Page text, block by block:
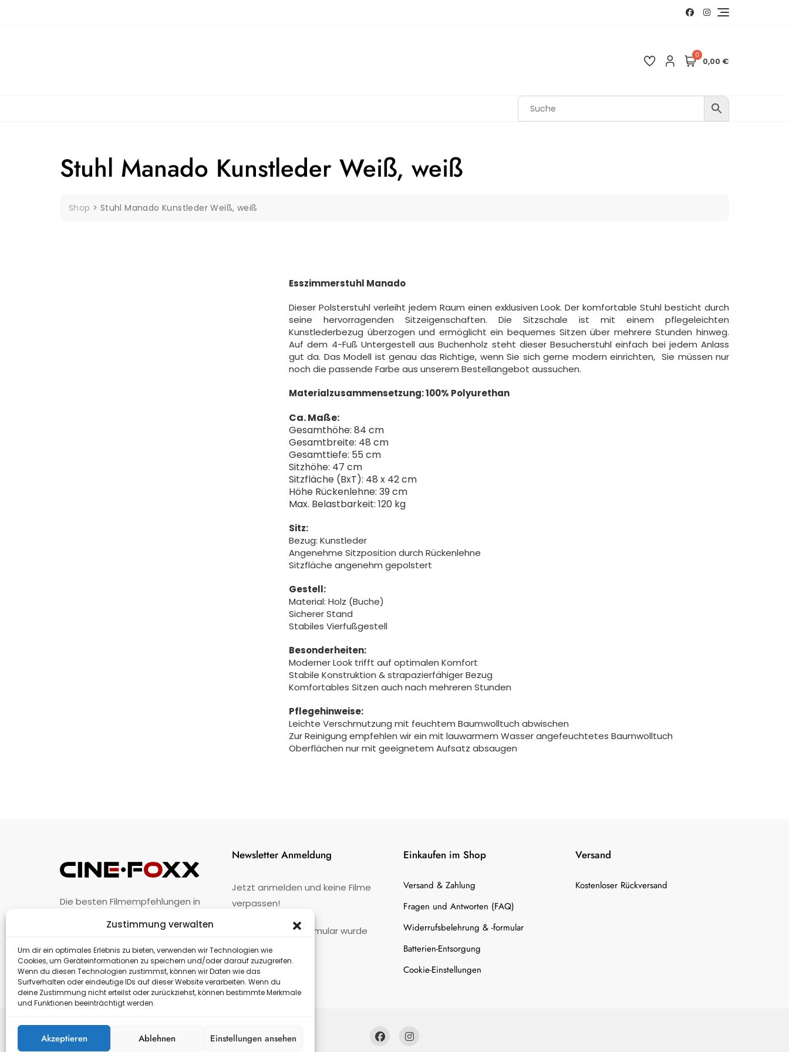
Zustimmung verwalten
Um dir ein optimales Erlebnis zu bieten, verwenden wir Technologien wie
Cookies, um Geräteinformationen zu speichern und/oder darauf zuzugreifen.
Wenn du diesen Technologien zustimmst, können wir Daten wie das
Surfverhalten oder eindeutige IDs auf dieser Website verarbeiten. Wenn du
deine Zustimmung nicht erteilst oder zurückziehst, können bestimmte Merkmale
und Funktionen beeinträchtigt werden.
Akzeptieren Ablehnen Einstellungen ansehen
0
0,00 €
Stuhl Manado Kunstleder Weiß, weiß
Shop > Stuhl Manado Kunstleder Weiß, weiß
Esszimmerstuhl Manado
Dieser Polsterstuhl verleiht jedem Raum einen exklusiven Look. Der komfortable Stuhl besticht durch
seine hervorragenden Sitzeigenschaften. Die Sitzschale ist mit einem pflegeleichten
Kunstlederbezug überzogen und ermöglicht ein bequemes Sitzen über mehrere Stunden hinweg.
Auf dem 4-Fuß Untergestell aus Buchenholz steht dieser Besucherstuhl einfach bei jedem Anlass
gut da. Das Modell ist genau das Richtige, wenn Sie sich gerne modern einrichten, Sie müssen nur
noch die passende Farbe aus unserem Bestellangebot aussuchen.
Materialzusammensetzung: 100% Polyurethan
Ca. Maße:
Gesamthöhe: 84 cm
Gesamtbreite: 48 cm
Gesamttiefe: 55 cm
Sitzhöhe: 47 cm
Sitzfläche (BxT): 48 x 42 cm
Höhe Rückenlehne: 39 cm
Max. Belastbarkeit: 120 kg
Sitz:
Bezug: Kunstleder
Angenehme Sitzposition durch Rückenlehne
Sitzfläche angenehm gepolstert
Gestell:
Material: Holz (Buche)
Sicherer Stand
Stabiles Vierfußgestell
Besonderheiten:
Moderner Look trifft auf optimalen Komfort
Stabile Konstruktion & strapazierfähiger Bezug
Komfortables Sitzen auch nach mehreren Stunden
Pflegehinweise:
Leichte Verschmutzung mit feuchtem Baumwolltuch abwischen
Zur Reinigung empfehlen wir ein mit lauwarmem Wasser angefeuchtetes Baumwolltuch
Oberflächen nur mit geeignetem Aufsatz absaugen
Die besten Filmempfehlungen in
Unternehmen · Impressum · Kontakt
Newsletter Anmeldung
Jetzt anmelden und keine Filme
verpassen!
Kontaktformular wurde
nicht gefunden.
Einkaufen im Shop
Versand & Zahlung
Fragen und Antworten (FAQ)
Widerrufsbelehrung & -formular
Batterien-Entsorgung
Cookie-Einstellungen
Versand
Kostenloser Rückversand